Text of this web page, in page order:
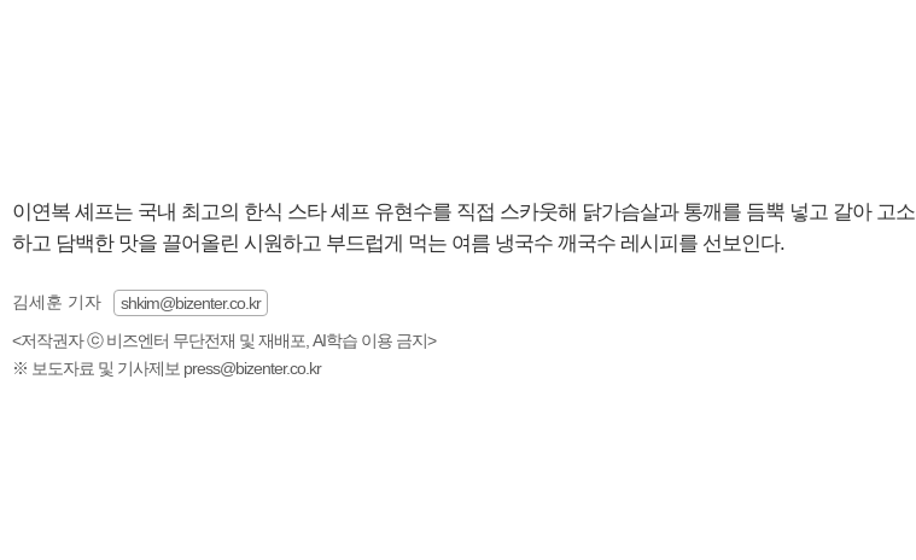
이연복 셰프는 국내 최고의 한식 스타 셰프 유현수를 직접 스카웃해 닭가슴살과 통깨를 듬뿍 넣고 갈아 고소
하고 담백한 맛을 끌어올린 시원하고 부드럽게 먹는 여름 냉국수 깨국수 레시피를 선보인다.
김세훈 기자
shkim@bizenter.co.kr
<저작권자 ⓒ 비즈엔터 무단전재 및 재배포, AI학습 이용 금지>
※ 보도자료 및 기사제보 press@bizenter.co.kr